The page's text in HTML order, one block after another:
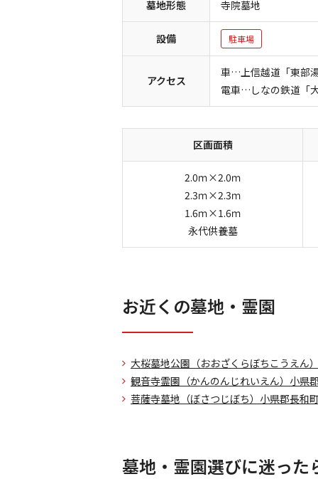
墓地形態 寺院墓地
設備 駐車場
アクセス
車…上信越道「東部
電車…しなの鉄道「
区画面積
2.0ｍ×2.0ｍ
2.3ｍ×2.3ｍ
1.6ｍ×1.6ｍ
永代供養墓
お近くの墓地・霊園
大桜墓地公園（おおざくらぼちこうえん）
観音寺霊園（かんのんじれいえん） 小県
菩薩寺墓地（ぼさつじぼち） 小県郡長和
墓地・霊園選びに迷っ